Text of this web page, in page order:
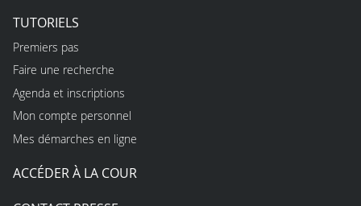
TUTORIELS
Premiers pas
Faire une recherche
Agenda et inscriptions
Mon compte personnel
Mes démarches en ligne
ACCÉDER À LA COUR